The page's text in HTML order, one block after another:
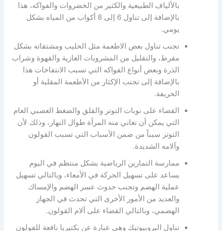
بالألياف الطبيعية والكثير من الخضروات والفواكه، هذا
بالإضافة إلى تناول 6 إلى 8 أكواب من المياه بشكل
يومي.
تجنب تناول بعض الاطعمة مثل الحليب ومشتقاته بشكل
مفرط، والتقليل من المشروبات الغازية والقهوة وشراب
الذرة وبعض أنواع الفواكه التي تسبب الانتفاخات هذا
بالإضافة إلى تجنب الإكثار من الأطعمة المقلية أو
الحريفة.
القضاء على نوبات التوتر والقلق والضغط العصبي العام
التي يمكن أن تعاني منه المرأة طوال النهار، وذلك لأن
التوتر سبباً من ضمن الأسباب التي تسبب القولون
وآلامه الشديدة.
ممارسة التمارين الرياضية بشكل منتظم في اليوم
يساعد على تسهيل الحركة في الأمعاء، وبالتالي تسهيل
عملية الهضم وتجنب حدوث عسر الهضم والإمساك
والعديد من الأمور الأخرى التي تحدث في الجهاز
الهضمي، وبالتالي القضاء على آلام القولون.
تناول البروبيوتيك وهي عبارة عن بكتيريا نافعة للقولون